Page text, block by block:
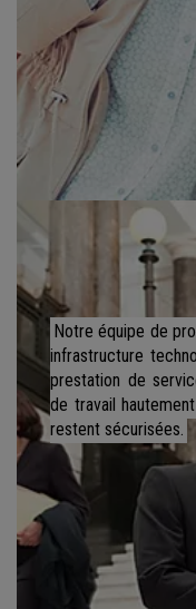
Notre équipe de
infrastructure
prestation de
de travail
restent sécurisées.